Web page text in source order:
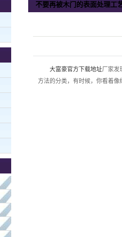
不要再被木门的表面处理工
大富豪官方下载地址厂家发
方法的分类，有时候，你看着像